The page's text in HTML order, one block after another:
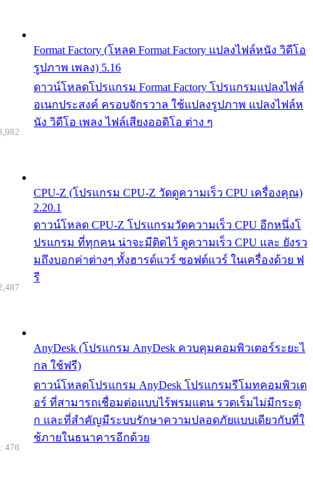
Format Factory (โหลด Format Factory แปลงไฟล์หนัง วิดีโอ
รูปภาพ เพลง) 5.16
ดาวน์โหลดโปรแกรม Format Factory โปรแกรมแปลงไฟล์
อเนกประสงค์ ครอบจักรวาล ใช้แปลงรูปภาพ แปลงไฟล์ห
นัง วิดีโอ เพลง ไฟล์เสียงออดิโอ ต่าง ๆ
CPU-Z (โปรแกรม CPU-Z วัดดูความเร็ว CPU เครื่องคุณ)
2.20.1
ดาวน์โหลด CPU-Z โปรแกรมวัดความเร็ว CPU อีกหนึ่งโ
ปรแกรม ที่ทุกคน น่าจะมีติดไว้ ดูความเร็ว CPU และ ยังรว
มถึงบอกค่าต่างๆ ทั้งฮารด์แวร์ ซอฟต์แวร์ ในเครื่องด้วย ฟ
รี
AnyDesk (โปรแกรม AnyDesk ควบคุมคอมพิวเตอร์ระยะไ
กล ใช้ฟรี)
ดาวน์โหลดโปรแกรม AnyDesk โปรแกรมรีโมทคอมพิวเต
อร์ ที่สามารถเชื่อมต่อแบบไร้พรมแดน รวดเร็มไม่มีกระตุ
ก และที่สำคัญมีระบบรักษาความปลอดภัยแบบเดียวกับที่ใ
ช้ภายในธนาคารอีกด้วย
476